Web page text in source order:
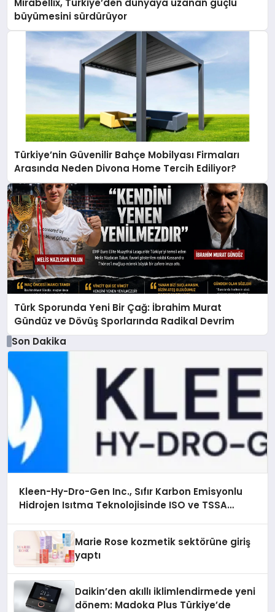
büyümesini sürdürüyor
Türkiye’nin Güvenilir Bahçe Mobilyası Firmaları
Arasında Neden Divona Home Tercih Ediliyor?
Türk Sporunda Yeni Bir Çağ: İbrahim Murat
Gündüz ve Dövüş Sporlarında Radikal Devrim
Son Dakika
Kleen-Hy-Dro-Gen Inc., Sıfır Karbon Emisyonlu
Hidrojen Isıtma Teknolojisinde ISO ve TSSA
Marie Rose kozmetik sektörüne giriş
yaptı
Daikin’den akıllı iklimlendirmede yeni
dönem: Madoka Plus Türkiye’de